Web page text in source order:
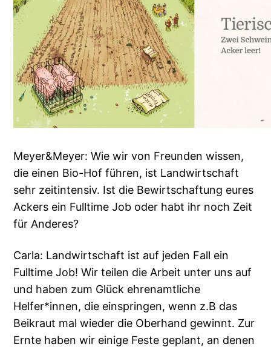
Meyer&Meyer: Wie wir von Freunden wissen,
die einen Bio-Hof führen, ist Landwirtschaft
sehr zeitintensiv. Ist die Bewirtschaftung eures
Ackers ein Fulltime Job oder habt ihr noch Zeit
für Anderes?
Carla: Landwirtschaft ist auf jeden Fall ein
Fulltime Job! Wir teilen die Arbeit unter uns auf
und haben zum Glück ehrenamtliche
Helfer*innen, die einspringen, wenn z.B das
Beikraut mal wieder die Oberhand gewinnt. Zur
Ernte haben wir einige Feste geplant, an denen